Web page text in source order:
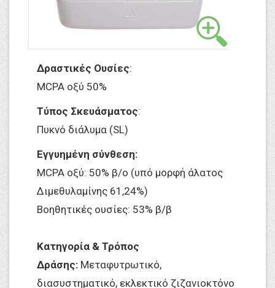
Δραστικές Ουσίες:
MCPA οξύ 50%
Τύπος Σκευάσματος:
Πυκνό διάλυμα (SL)
Εγγυημένη σύνθεση:
MCPA οξύ: 50% β/ο (υπό μορφή άλατος
Διμεθυλαμίνης 61,24%)
Βοηθητικές ουσίες: 53% β/β
Κατηγορία & Τρόπος
Δράσης: Μεταφυτρωτικό,
διασυστηματικό, εκλεκτικό ζιζανιοκτόνο